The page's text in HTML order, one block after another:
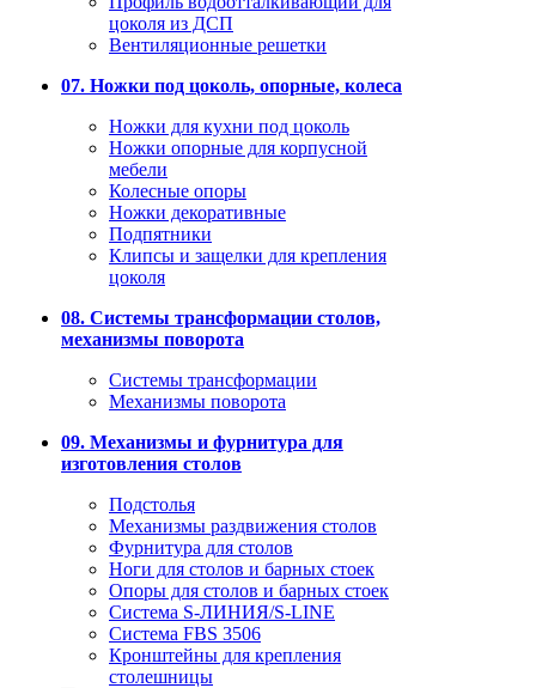
цоколя из ДСП
Вентиляционные решетки
07. Ножки под цоколь, опорные, колеса
Ножки для кухни под цоколь
Ножки опорные для корпусной
мебели
Колесные опоры
Ножки декоративные
Подпятники
Клипсы и защелки для крепления
цоколя
08. Системы трансформации столов,
механизмы поворота
Системы трансформации
Механизмы поворота
09. Механизмы и фурнитура для
изготовления столов
Подстолья
Механизмы раздвижения столов
Фурнитура для столов
Ноги для столов и барных стоек
Опоры для столов и барных стоек
Система S-ЛИНИЯ/S-LINE
Система FBS 3506
Кронштейны для крепления
столешницы